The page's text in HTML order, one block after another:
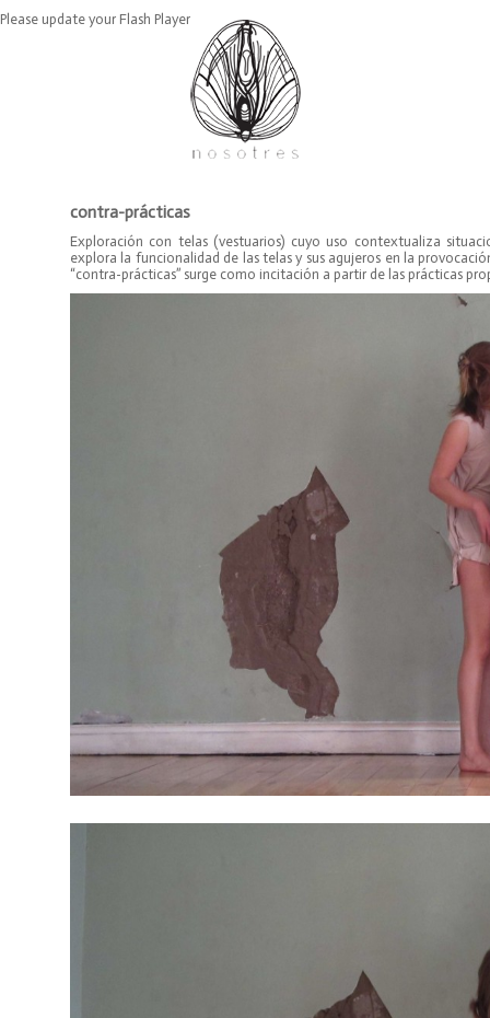
Please update your Flash Player
contra-prácticas
Exploración con telas (vestuarios) cuyo uso contextualiza
explora la funcionalidad de las telas y sus agujeros en la
“contra-prácticas” surge como incitación a partir de las prácticas